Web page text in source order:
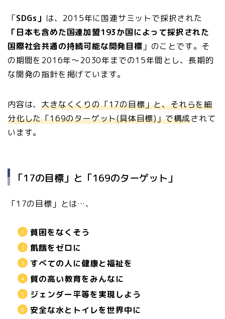
「SDGs」 は、2015年に国連サミットで採択された
「日本も含めた国連加盟193か国によって採択された
国際社会共通の持続可能な開発目標 」のことです。そ
の期間を2016年〜2030年までの15年間とし、長期的
な開発の指針を掲げています。
内容は、大きなくくりの「17の目標」と、それらを細
分化した「169のターゲット(具体目標)」で構成されて
います。
「17の目標」と「169のターゲット」
「17の目標」とは…、
貧困をなくそう
飢餓をゼロに
すべての人に健康と福祉を
質の高い教育をみんなに
ジェンダー平等を実現しよう
安全な水とトイレを世界中に